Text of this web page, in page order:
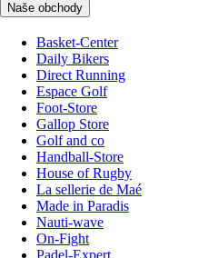
Naše obchody
Basket-Center
Daily Bikers
Direct Running
Espace Golf
Foot-Store
Gallop Store
Golf and co
Handball-Store
House of Rugby
La sellerie de Maé
Made in Paradis
Nauti-wave
On-Fight
Padel-Expert